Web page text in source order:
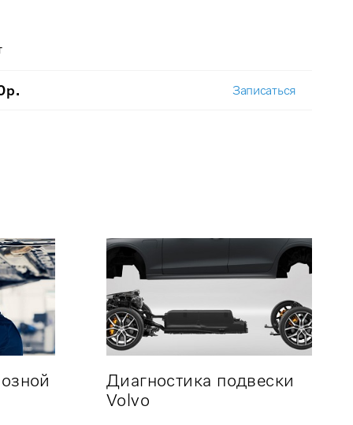
Записаться
Диагностика подвески
Volvo